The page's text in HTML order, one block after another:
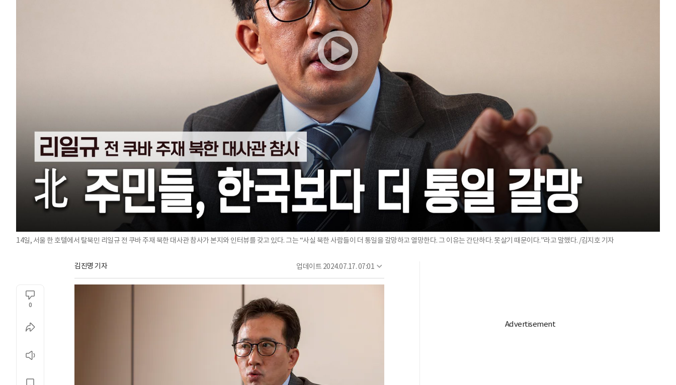
14일, 서울 한 호텔에서 탈북민 리일규 전 쿠바 주재 북한 대사관 참사가 본지와 인터뷰를 갖고 있다. 그는 “사실 북한 사람들이 더 통일을 갈망하고 열망한다. 그 이유는 간단하다. 못살기 때문이다."라고 말했다. /김지호 기자
김진명 기자 업데이트 2024.07.17. 07:01
0